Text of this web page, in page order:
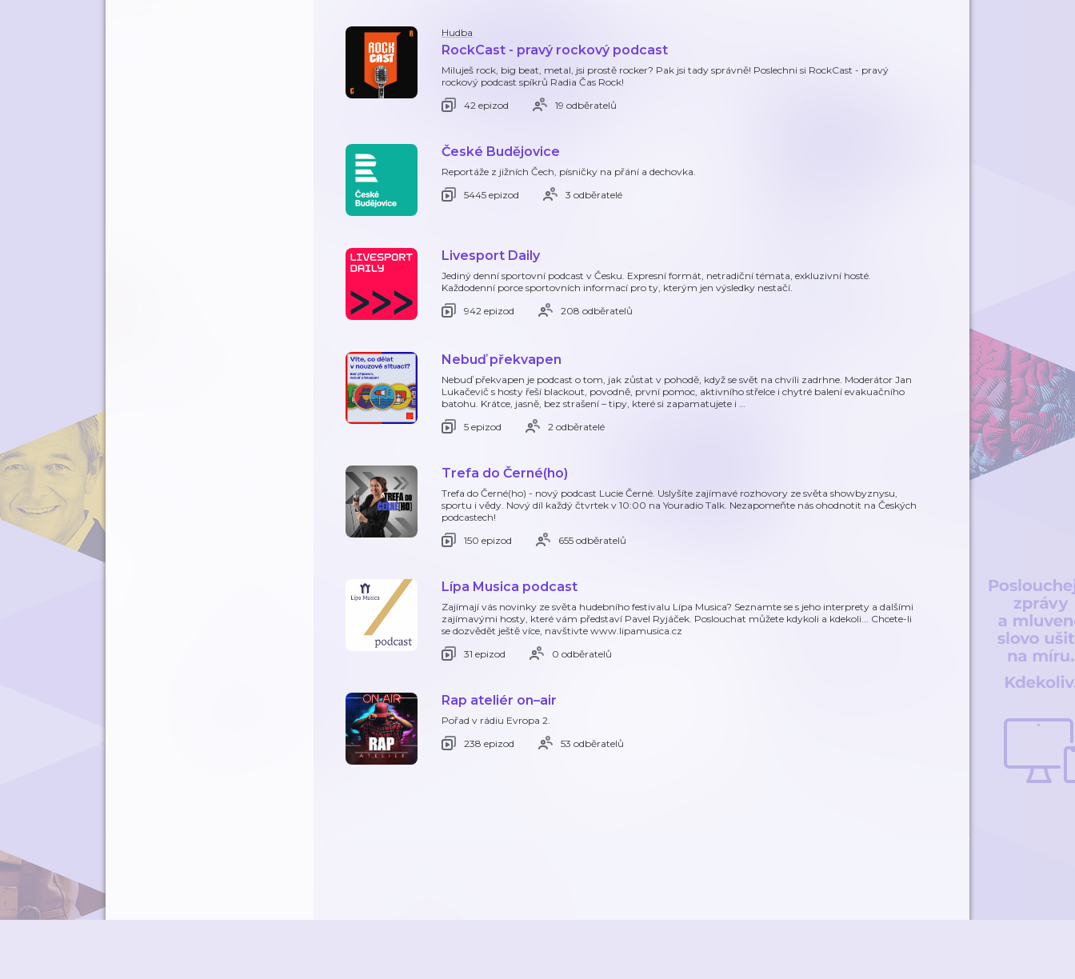
Hudba
RockCast - pravý rockový podcast
Miluješ rock, big beat, metal, jsi prostě rocker? Pak jsi tady správně! Poslechni si RockCast - pravý
rockový podcast spíkrů Radia Čas Rock!
42 epizod
19 odběratelů
České Budějovice
Reportáže z jižních Čech, písničky na přání a dechovka.
5445 epizod
3 odběratelé
Livesport Daily
Jediný denní sportovní podcast v Česku. Expresní formát, netradiční témata, exkluzivní hosté.
Každodenní porce sportovních informací pro ty, kterým jen výsledky nestačí.
942 epizod
208 odběratelů
Nebuď překvapen
Nebuď překvapen je podcast o tom, jak zůstat v pohodě, když se svět na chvíli zadrhne. Moderátor Jan
Lukačevič s hosty řeší blackout, povodně, první pomoc, aktivního střelce i chytré balení evakuačního
batohu. Krátce, jasně, bez strašení – tipy, které si zapamatujete i …
5 epizod
2 odběratelé
Trefa do Černé(ho)
Trefa do Černé(ho) - nový podcast Lucie Černé. Uslyšíte zajímavé rozhovory ze světa showbyznysu,
sportu i vědy. Nový díl každý čtvrtek v 10:00 na Youradio Talk. Nezapomeňte nás ohodnotit na Českých
podcastech!
150 epizod
655 odběratelů
Lípa Musica podcast
Zajímají vás novinky ze světa hudebního festivalu Lípa Musica? Seznamte se s jeho interprety a dalšími
zajímavými hosty, které vám představí Pavel Ryjáček. Poslouchat můžete kdykoli a kdekoli... Chcete-li
se dozvědět ještě více, navštivte www.lipamusica.cz
31 epizod
0 odběratelů
Rap ateliér on–air
Pořad v rádiu Evropa 2.
238 epizod
53 odběratelů